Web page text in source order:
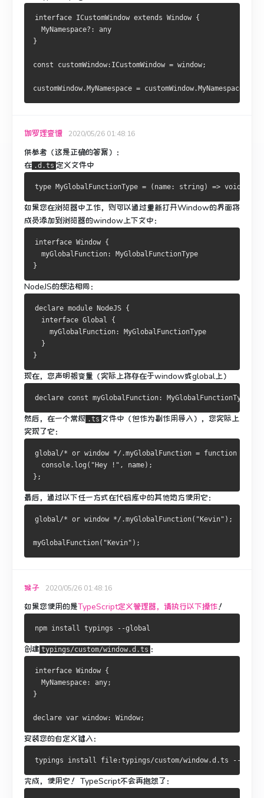
interface ICustomWindow extends Window {
MyNamespace?:
}
const customWindow: ICustomWindow = window;
customWindow. MyNamespace = customWindow. MyNamespace
伽罗理查德 2020/05/26 01:48:16
供参考（这是正确的答案）：
在 .d.ts 定义文件中
type MyGlobalFunctionType = ( name: string ) => void
如果您在浏览器中工作，则可以通过重新打开Window的界面将
成员添加到浏览器的window上下文中：
interface Window {
  myGlobalFunction
:
MyGlobalFunctionType
}
NodeJS的想法相同：
declare module NodeJS {
interface Global
{
    myGlobalFunction
:
MyGlobalFunctionType
}
}
现在，您声明根变量（实际上将存在于window或global上）
declare const myGlobalFunction: MyGlobalFunctionType
然后，在一个常规 .ts 文件中（但作为副作用导入），您实际上
实现了它：
global/* or window */ .myGlobalFunction = function
  console
. log ( "Hey !" , name);
};
最后，通过以下任一方式在代码库中的其他地方使用它：
global/* or window */ .myGlobalFunction( "Kevin" );
myGlobalFunction( "Kevin" );
猴子 2020/05/26 01:48:16
如果您使用的是TypeScript定义管理器，请执行以下操作！
npm install typings --global
创建 typings/custom/window.d.ts ：
interface Window {
MyNamespace: any;
}
declare var window: Window;
安装您的自定义键入：
typings install file:typings/custom/window.d .ts --
完成，使用它‌！ TypeScript不会再抱怨了：